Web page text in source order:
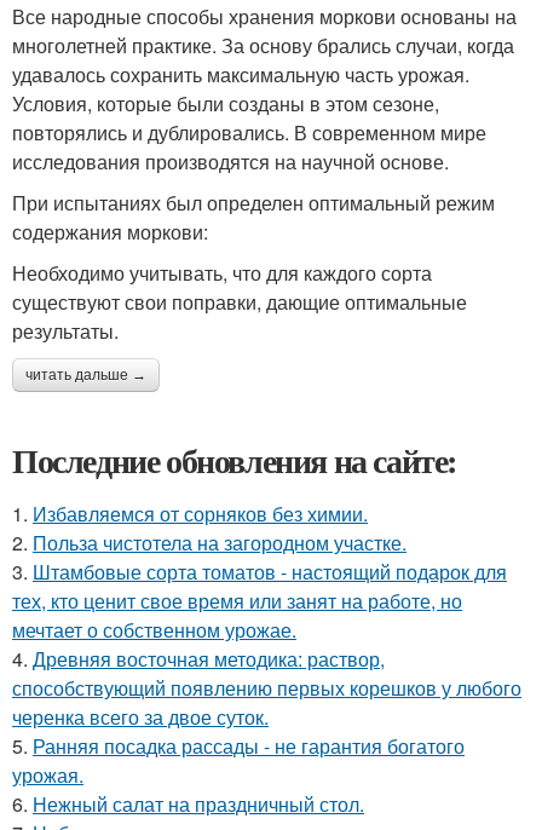
Все народные способы хранения моркови основаны на
многолетней практике. За основу брались случаи, когда
удавалось сохранить максимальную часть урожая.
Условия, которые были созданы в этом сезоне,
повторялись и дублировались. В современном мире
исследования производятся на научной основе.
При испытаниях был определен оптимальный режим
содержания моркови:
Необходимо учитывать, что для каждого сорта
существуют свои поправки, дающие оптимальные
результаты.
читать дальше →
Последние обновления на сайте:
1. Избавляемся от сорняков без химии.
2. Польза чистотела на загородном участке.
3. Штамбовые сорта томатов - настоящий подарок для
тех, кто ценит свое время или занят на работе, но
мечтает о собственном урожае.
4. Древняя восточная методика: раствор,
способствующий появлению первых корешков у любого
черенка всего за двое суток.
5. Ранняя посадка рассады - не гарантия богатого
урожая.
6. Нежный салат на праздничный стол.